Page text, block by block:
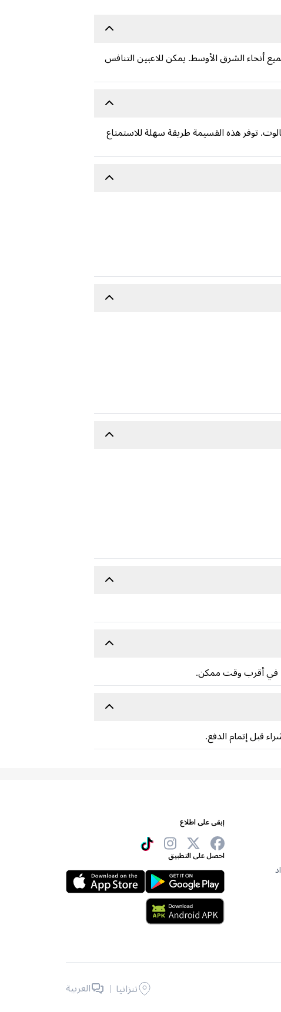
أنحاء الشرق الأوسط. يمكن للاعبين التنافس
توفر هذه القسيمة طريقة سهلة للاستمتاع
في أقرب وقت ممكن.
قبل إتمام الدفع.
إبقى على اطلاع
احصل على التطبيق
تنزانيا | العربية